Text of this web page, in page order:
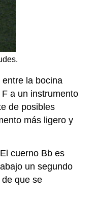
la bocina
a un instrumento
de posibles
más ligero y
cuerno Bb es
un segundo
que se